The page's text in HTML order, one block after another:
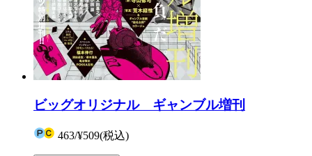
ビッグオリジナル ギャンブル増刊
463/¥509(税込)